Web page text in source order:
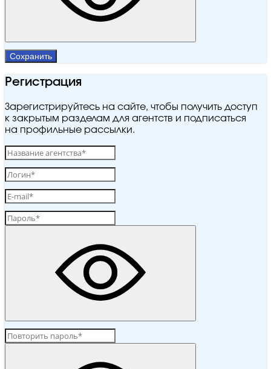
Сохранить
Регистрация
Зарегистрируйтесь на сайте, чтобы получить доступ
к закрытым разделам для агентств и подписаться
на профильные рассылки.